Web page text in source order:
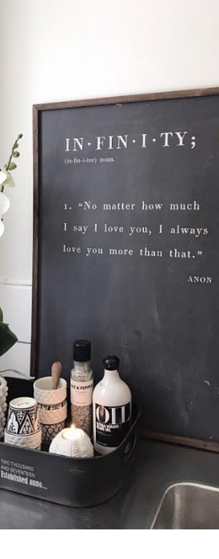
Krans Ottawa 70 cm
699 kr